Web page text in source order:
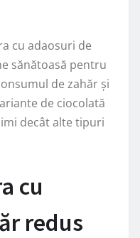
cu adaosuri de
sănătoasă pentru
de zahăr și
de ciocolată
decât alte tipuri
cu
redus